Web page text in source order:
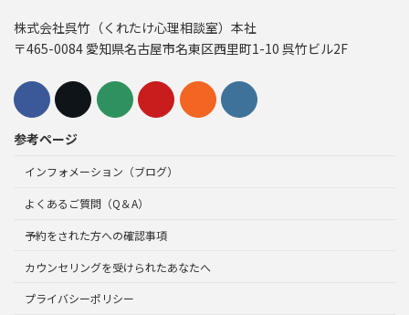
株式会社呉竹（くれたけ心理相談室）本社
〒465-0084 愛知県名古屋市名東区西里町1-10 呉竹ビル2F
参考ページ
インフォメーション（ブログ）
よくあるご質問（Q＆A）
予約をされた方への確認事項
カウンセリングを受けられたあなたへ
プライバシーポリシー